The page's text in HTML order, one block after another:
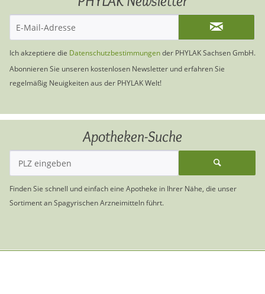
Ich akzeptiere die Datenschutzbestimmungender PHYLAK Sachsen GmbH.
Abonnieren Sie unseren kostenlosen Newsletter und erfahren Sie
regelmäßig Neuigkeiten aus der PHYLAK Welt!
Apotheken-Suche
Finden Sie schnell und einfach eine Apotheke in Ihrer Nähe, die unser
Sortiment an Spagyrischen Arzneimitteln führt.